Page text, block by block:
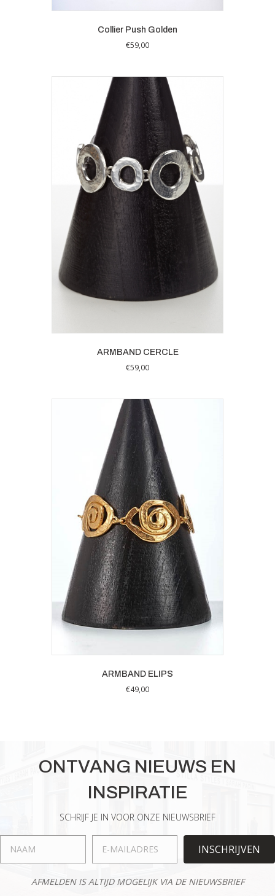
Collier Push Golden
€59,00
ARMBAND CERCLE
€59,00
ARMBAND ELIPS
€49,00
ONTVANG NIEUWS EN
INSPIRATIE
SCHRIJF JE IN VOOR ONZE NIEUWSBRIEF
INSCHRIJVEN
AFMELDEN IS ALTIJD MOGELIJK VIA DE NIEUWSBRIEF